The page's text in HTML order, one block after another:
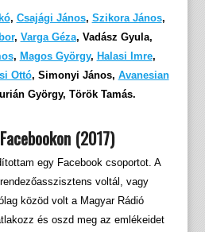
, Csajági János, Szikora János,
, Varga Géza, Vadász Gyula,
, Magos György, Halasi Imre,
Ottó, Simonyi János, Avanesian
György, Török Tamás.
(2017)
egy Facebook csoportot. A
voltál, vagy
közöd volt a Magyar Rádió
és oszd meg az emlékeidet